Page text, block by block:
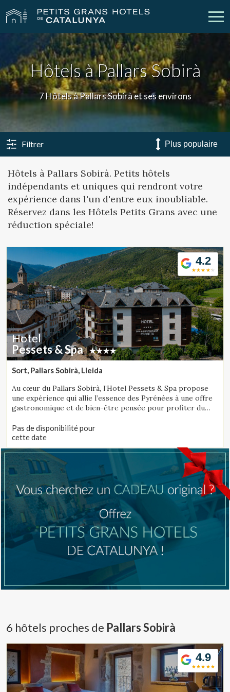
Nos Hôtels Escapades
Mariages Réunions
Chèques Cadeau Découvrez Catalogne
Má réservation
vpn_key Se connecter person Créer un compte
CA ES EN FR
Hôtels à Pallars Sobirà
7 Hôtels à Pallars Sobirà et ses environs
Filtrer
Hôtels à Pallars Sobirà. Petits hôtels
indépendants et uniques qui rendront votre
expérience dans l'un d'entre eux inoubliable.
Réservez dans les Hôtels Petits Grans avec une
réduction spéciale!
4.2
Hotel
Pessets & Spa
Sort, Pallars Sobirà, Lleida
Au cœur du Pallars Sobirà, l’Hotel Pessets & Spa propose
une expérience qui allie l’essence des Pyrénées à une offre
gastronomique et de bien-être pensée pour profiter du
montagnes et de nature, il constitue une destination idéale
aussi bien pour les amateurs d’activités de plein air que
pour ceux qui recherchent détente, authenticité et plaisirs
de la table.
Pas de disponibilité pour
cette date
6 hôtels proches de Pallars Sobirà
4.9